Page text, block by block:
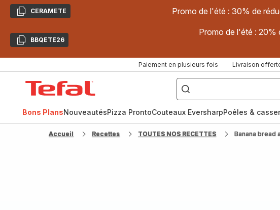
CopierCERAMETE Promo de l'été : 30% de
CopierBBQETE26
Promo de l'été : 20%
Paiement en plusieurs fois Livraison
["Poêles
inox,
Cake
Factory,
Bons PlansNouveautésPizza ProntoCouteaux EversharpPoêles &
Accueil Recettes TOUTES NOS RECETTES Banana bread